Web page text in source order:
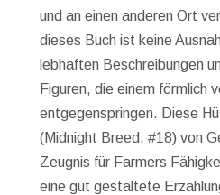
und an einen anderen Ort
dieses Buch ist keine
lebhaften Beschreibungen
Figuren, die einem förmlich
entgegenspringen. Diese
(Midnight Breed, #18) von
Zeugnis für Farmers
eine gut gestaltete